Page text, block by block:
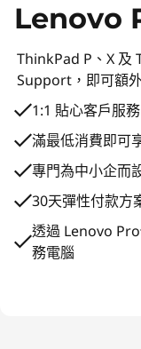
Lenovo
ThinkPad P、X 及
Support，即可額
1:1 貼心客戶服務
滿最低消費即可
專門為中小企而
30天彈性付款方
透過 Lenovo
務電腦